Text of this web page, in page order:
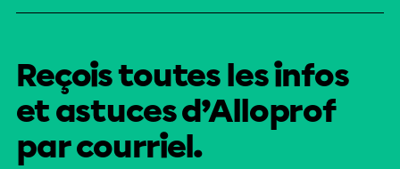
Reçois toutes les infos
et astuces d’Alloprof
par courriel.